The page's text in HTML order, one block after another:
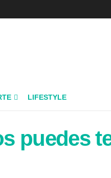
LIFESTYLE
puedes